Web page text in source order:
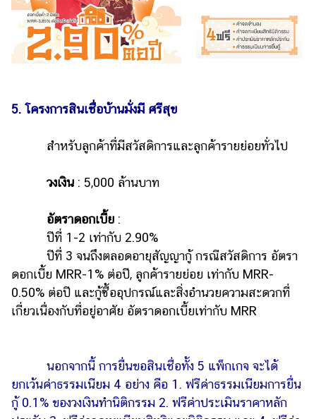
5. โครงการสินเชื่อบ้านมั่งมี ศรีสุข
สำหรับลูกค้าที่มีสวัสดิการและลูกค้ารายย่อยทั่วไป
วงเงิน : 5,000 ล้านบาท
อัตราดอกเบี้ย :
ปีที่ 1-2 เท่ากับ 2.90%
ปีที่ 3 จนถึงตลอดอายุสัญญากู้ กรณีสวัสดิการ อัตรา
ดอกเบี้ย MRR-1% ต่อปี, ลูกค้ารายย่อย เท่ากับ MRR-
0.50% ต่อปี และกู้ซื้ออุปกรณ์และสิ่งอำนวยความสะดวกที่
เกี่ยวเนื่องกับที่อยู่อาศัย อัตราดอกเบี้ยเท่ากับ MRR
นอกจากนี้ การยื่นขอสินเชื่อทั้ง 5 แพ็กเกจ จะได้
ยกเว้นค่าธรรมเนียม 4 อย่าง คือ 1. ฟรีค่าธรรมเนียมการยื่น
กู้ 0.1% ของวงเงินทำนิติกรรม 2. ฟรีค่าประเมินราคาหลัก